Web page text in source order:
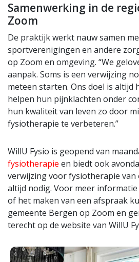
Samenwerking in de
Zoom
De praktijk werkt nauw samen
sportverenigingen en andere
op Zoom en omgeving. “We
aanpak. Soms is een verwijzing
meteen starten. Ons doel is altijd
helpen hun pijnklachten onder
hun kwaliteit van leven zo door
fysiotherapie te verbeteren.”
WillU Fysio is geopend van
fysiotherapie en biedt ook
verwijzing voor fysiotherapie van
altijd nodig. Voor meer
of het maken van een afspraak
gemeente Bergen op Zoom en
terecht op de website van WillU